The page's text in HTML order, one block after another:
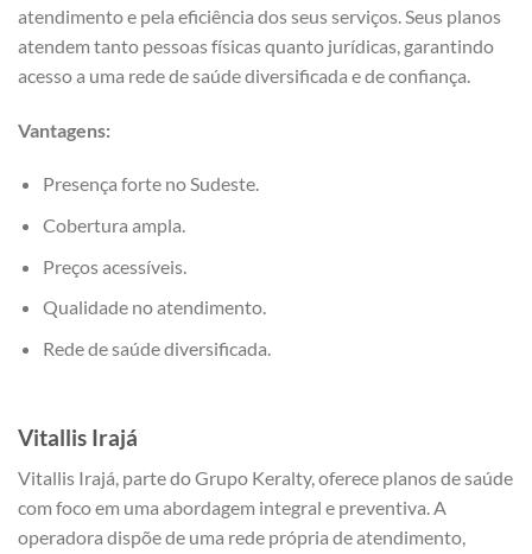
atendimento e pela eficiência dos seus serviços. Seus planos
atendem tanto pessoas físicas quanto jurídicas, garantindo
acesso a uma rede de saúde diversificada e de confiança.
Vantagens:
Presença forte no Sudeste.
Cobertura ampla.
Preços acessíveis.
Qualidade no atendimento.
Rede de saúde diversificada.
Vitallis Irajá
Vitallis Irajá, parte do Grupo Keralty, oferece planos de saúde
com foco em uma abordagem integral e preventiva. A
operadora dispõe de uma rede própria de atendimento,